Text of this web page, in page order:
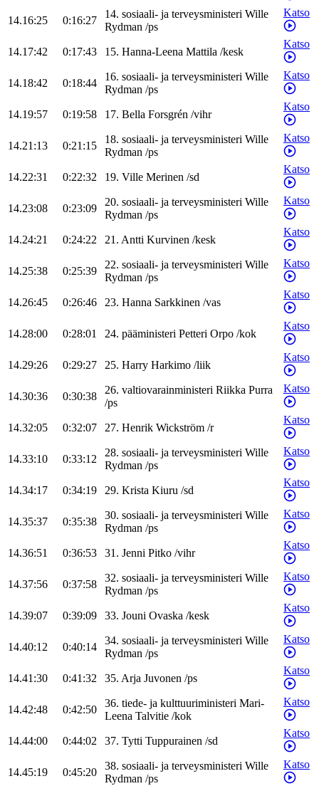
14.16:25 0:16:27
14. sosiaali- ja terveysministeri Wille
Rydman /ps
Katso
14.17:42 0:17:43 15. Hanna-Leena Mattila /kesk
Katso
14.18:42 0:18:44
16. sosiaali- ja terveysministeri Wille
Rydman /ps
Katso
14.19:57 0:19:58 17. Bella Forsgrén /vihr
Katso
14.21:13 0:21:15
18. sosiaali- ja terveysministeri Wille
Rydman /ps
Katso
14.22:31 0:22:32 19. Ville Merinen /sd
Katso
14.23:08 0:23:09
20. sosiaali- ja terveysministeri Wille
Rydman /ps
Katso
14.24:21 0:24:22 21. Antti Kurvinen /kesk
Katso
14.25:38 0:25:39
22. sosiaali- ja terveysministeri Wille
Rydman /ps
Katso
14.26:45 0:26:46 23. Hanna Sarkkinen /vas
Katso
14.28:00 0:28:01 24. pääministeri Petteri Orpo /kok
Katso
14.29:26 0:29:27 25. Harry Harkimo /liik
Katso
14.30:36 0:30:38
26. valtiovarainministeri Riikka Purra
/ps
Katso
14.32:05 0:32:07 27. Henrik Wickström /r
Katso
14.33:10 0:33:12
28. sosiaali- ja terveysministeri Wille
Rydman /ps
Katso
14.34:17 0:34:19 29. Krista Kiuru /sd
Katso
14.35:37 0:35:38
30. sosiaali- ja terveysministeri Wille
Rydman /ps
Katso
14.36:51 0:36:53 31. Jenni Pitko /vihr
Katso
14.37:56 0:37:58
32. sosiaali- ja terveysministeri Wille
Rydman /ps
Katso
14.39:07 0:39:09 33. Jouni Ovaska /kesk
Katso
14.40:12 0:40:14
34. sosiaali- ja terveysministeri Wille
Rydman /ps
Katso
14.41:30 0:41:32 35. Arja Juvonen /ps
Katso
14.42:48 0:42:50
36. tiede- ja kulttuuriministeri Mari-
Leena Talvitie /kok
Katso
14.44:00 0:44:02 37. Tytti Tuppurainen /sd
Katso
14.45:19 0:45:20
38. sosiaali- ja terveysministeri Wille
Rydman /ps
Katso